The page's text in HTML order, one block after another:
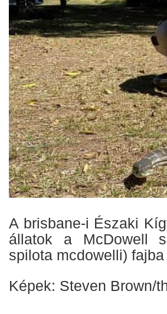
A brisbane-i Északi
állatok a McDowell
spilota mcdowelli)
Képek: Steven Brown/